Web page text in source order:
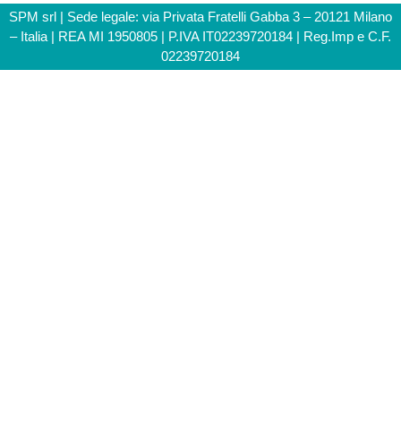
SPM srl | Sede legale: via Privata Fratelli Gabba 3 – 20121 Milano
– Italia | REA MI 1950805 | P.IVA IT02239720184 | Reg.Imp e C.F.
02239720184